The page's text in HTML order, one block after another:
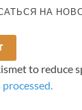
НА
to reduce